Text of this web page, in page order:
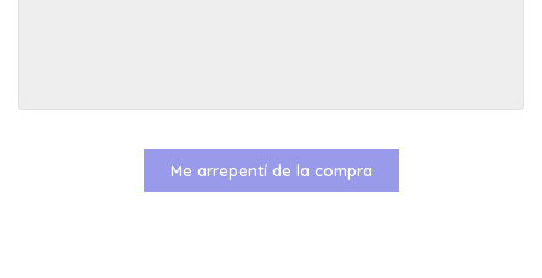
Me arrepentí de la compra